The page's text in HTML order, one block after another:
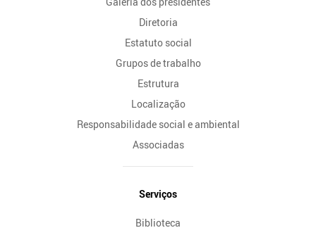
Diretoria
Estatuto social
Grupos de trabalho
Estrutura
Localização
Responsabilidade social e ambiental
Associadas
Serviços
Biblioteca